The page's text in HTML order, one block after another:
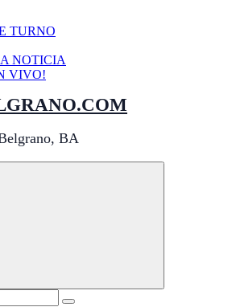
TURNO
NOTICIA
VIVO!
BA